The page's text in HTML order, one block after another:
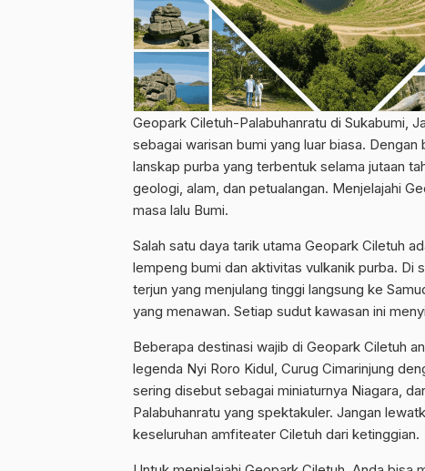
Geopark Ciletuh-Palabuhanratu di Sukabumi,
sebagai warisan bumi yang luar biasa.
lanskap purba yang terbentuk selama jutaan
geologi, alam, dan petualangan. Menjelajahi
masa lalu Bumi.
Salah satu daya tarik utama Geopark Ciletuh
lempeng bumi dan aktivitas vulkanik purba. Di
terjun yang menjulang tinggi langsung ke
yang menawan. Setiap sudut kawasan ini
Beberapa destinasi wajib di Geopark Ciletuh
legenda Nyi Roro Kidul, Curug Cimarinjung
sering disebut sebagai miniaturnya Niagara,
Palabuhanratu yang spektakuler. Jangan
keseluruhan amfiteater Ciletuh dari ketinggian.